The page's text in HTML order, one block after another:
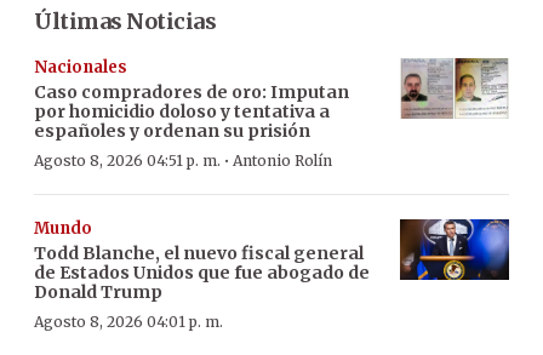
Últimas Noticias
Nacionales
Caso compradores de oro: Imputan
por homicidio doloso y tentativa a
españoles y ordenan su prisión
Agosto 8, 2026 04:51 p. m. · Antonio Rolín
Mundo
Todd Blanche, el nuevo fiscal general
de Estados Unidos que fue abogado de
Donald Trump
Agosto 8, 2026 04:01 p. m.